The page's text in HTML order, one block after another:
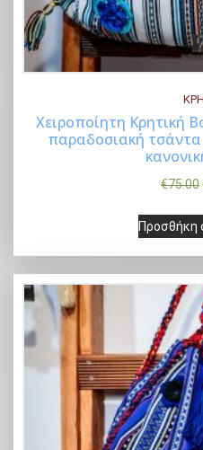
.
Χειροποίητη Κρητική
παραδοσιακή
€75.00
i
i
l
i
Προσθήκη